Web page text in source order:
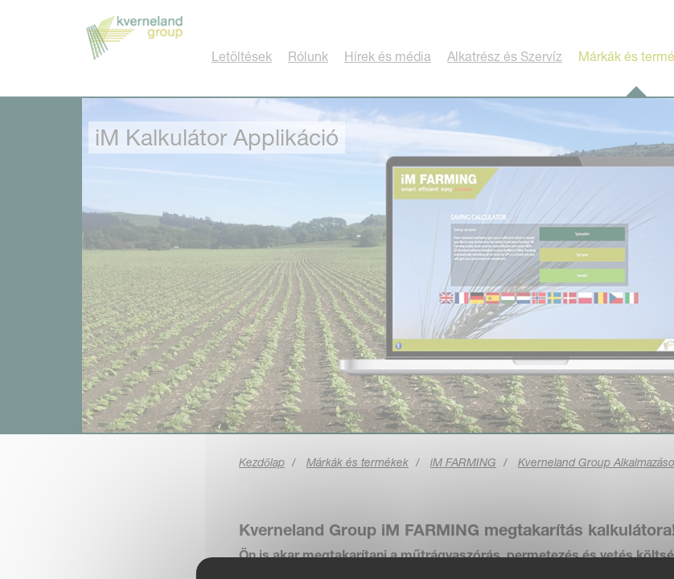
Letöltések Rólunk Hírek és média Alkatrész és Szervíz Márkák és
iM Kalkulátor Applikáció
Kezdőlap Márkák és termékek iM FARMING Kverneland Group
Kverneland Group iM FARMING megtakarítás
Ön is akar megtakarítani a műtrágyaszórás, permetezés és vetés